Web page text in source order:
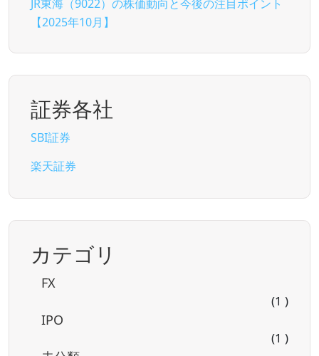
JR東海（9022）の株価動向と今後の注目ポイント
【2025年10月】
証券各社
SBI証券
楽天証券
カテゴリ
FX
(1 )
IPO
(1 )